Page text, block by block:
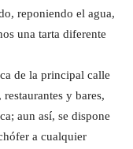
reponiendo el agua,
una tarta diferente
de la principal calle
y bares,
aun así, se dispone
a cualquier